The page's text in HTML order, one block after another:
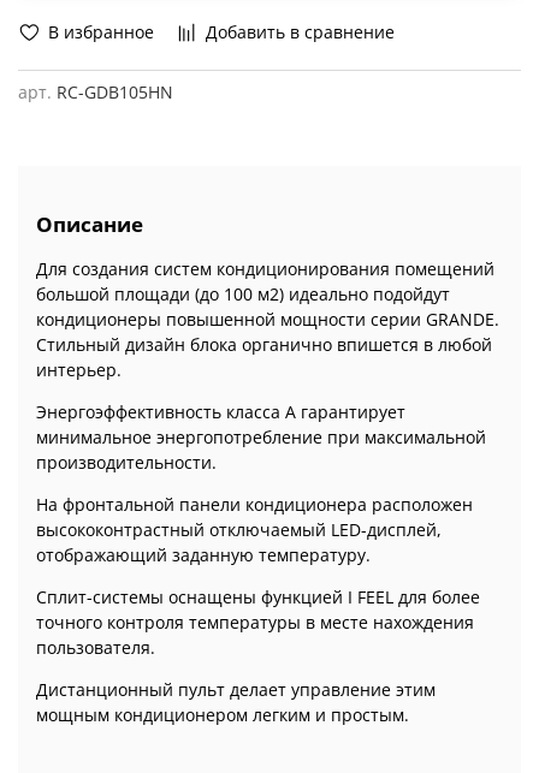
В избранное Добавить в сравнение
арт. RC-GDB105HN
Описание
Для создания систем кондиционирования помещений
большой площади (до 100 м2) идеально подойдут
кондиционеры повышенной мощности серии GRANDE.
Стильный дизайн блока органично впишется в любой
интерьер.
Энергоэффективность класса А гарантирует
минимальное энергопотребление при максимальной
производительности.
На фронтальной панели кондиционера расположен
высококонтрастный отключаемый LED-дисплей,
отображающий заданную температуру.
Сплит-системы оснащены функцией I FEEL для более
точного контроля температуры в месте нахождения
пользователя.
Дистанционный пульт делает управление этим
мощным кондиционером легким и простым.